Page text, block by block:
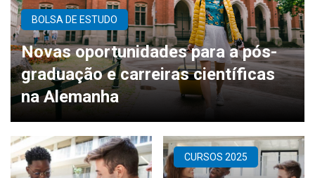
BOLSA DE ESTUDO
Novas oportunidades para a pós-
graduação e carreiras científicas
na Alemanha
CURSOS 2025